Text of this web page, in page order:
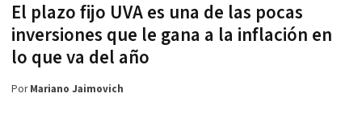
El plazo fijo UVA es una de las pocas
inversiones que le gana a la inflación en
lo que va del año
PorMariano Jaimovich